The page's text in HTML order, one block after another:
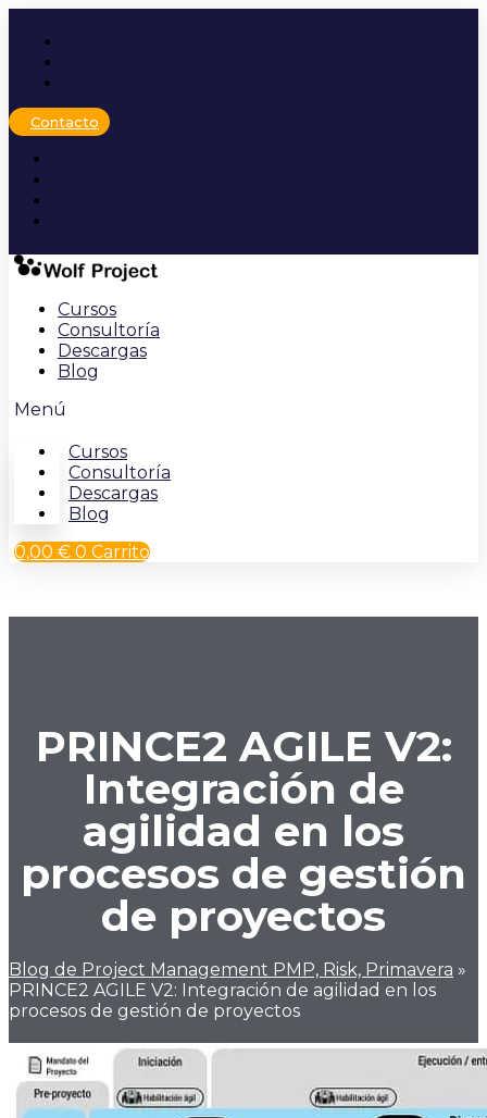
contenido
Contacto
Cursos
Consultoría
Descargas
Blog
Menú
Cursos
Consultoría
Descargas
Blog
0,00 € 0 Carrito
PRINCE2 AGILE V2:
Integración de
agilidad en los
procesos de gestión
de proyectos
Blog de Project Management PMP, Risk, Primavera »
PRINCE2 AGILE V2: Integración de agilidad en los
procesos de gestión de proyectos